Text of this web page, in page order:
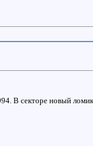
В секторе новый